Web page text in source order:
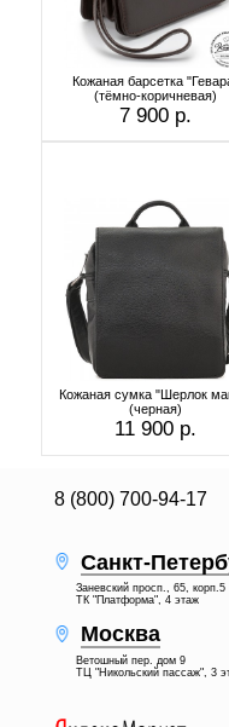
Кожаная барсетка
(тёмно-коричневая)
7 900 р.
Кожаная сумка "Шерлок
(черная)
11 900 р.
8 (800) 700-94-17
Санкт-
Заневский просп., 65, корп.5
ТК "Платформа", 4 этаж
Москва
Ветошный пер. дом 9
ТЦ "Никольский пассаж", 3